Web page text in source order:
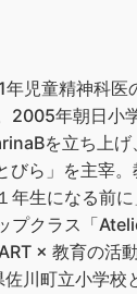
児童精神科
2005年朝日小
を立ち上
びら」を主宰
年生になる前
プクラス「
× 教育の活
川町立小学